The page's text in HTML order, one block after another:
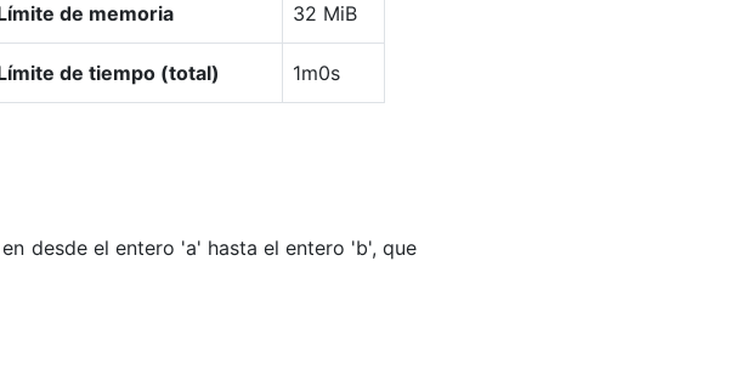
de memoria 32 MiB
de tiempo (total) 1m0s
desde el entero 'a' hasta el entero 'b', que